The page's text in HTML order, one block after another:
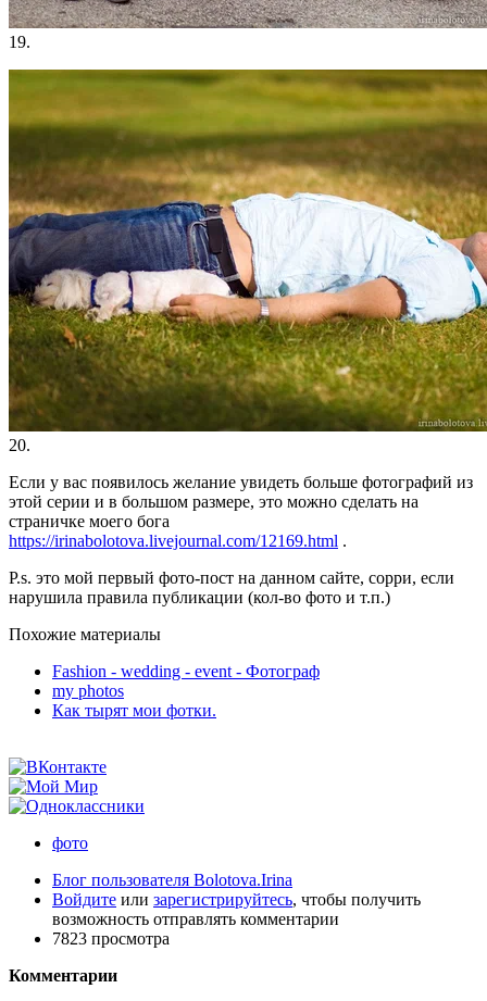
19.
20.
Если у вас появилось желание увидеть больше фотографий из
этой серии и в большом размере, это можно сделать на
страничке моего бога
https://irinabolotova.livejournal.com/12169.html .
P.s. это мой первый фото-пост на данном сайте, сорри, если
нарушила правила публикации (кол-во фото и т.п.)
Похожие материалы
Fashion - wedding - event - Фотограф
my photos
Как тырят мои фотки.
фото
Блог пользователя Bolotova.Irina
Войдите или зарегистрируйтесь, чтобы получить
возможность отправлять комментарии
7823 просмотра
Комментарии